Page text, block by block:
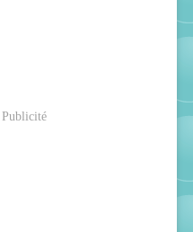
Publicité